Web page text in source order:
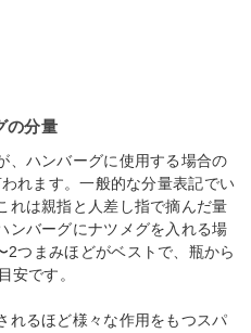
の分量
、ハンバーグに使用する場合の
れます。一般的な分量表記でい
れは親指と人差し指で摘んだ量
ンバーグにナツメグを入れる場
つまみほどがベストで、瓶から
安です。
れるほど様々な作用をもつスパ